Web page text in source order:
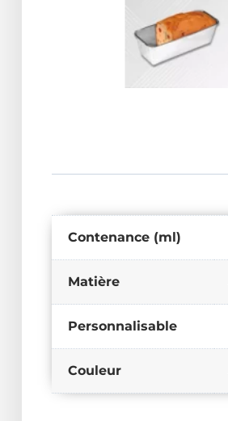
Contenance (ml)
Matière
Personnalisable
Couleur